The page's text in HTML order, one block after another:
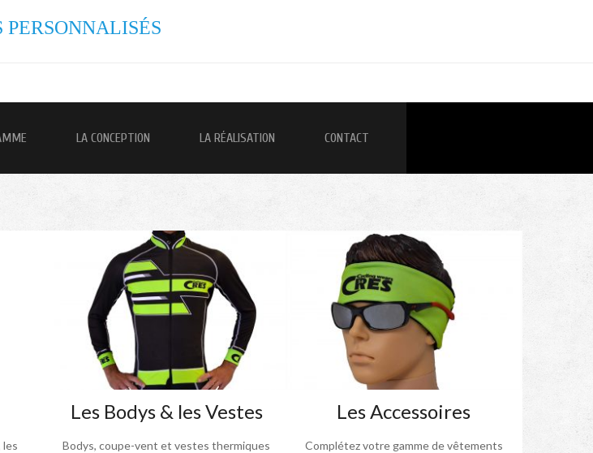
LA CONCEPTION LA RÉALISATION CONTACT
les
Les Bodys & les Vestes
Bodys, coupe-vent et vestes thermiques
Les Accessoires
Complétez votre gamme de vêtements